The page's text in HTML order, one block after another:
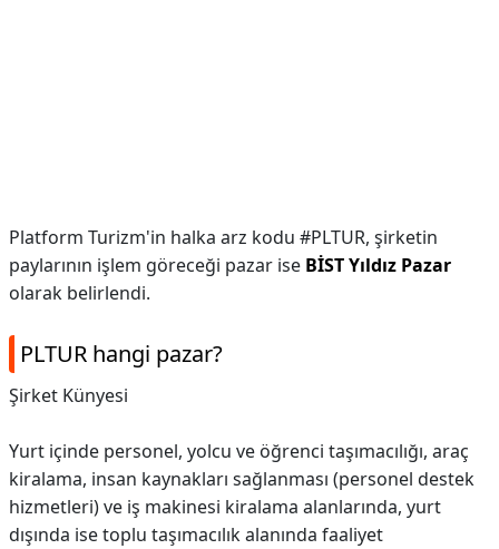
Platform Turizm'in halka arz kodu #PLTUR, şirketin
paylarının işlem göreceği pazar ise BİST Yıldız Pazar
olarak belirlendi.
PLTUR hangi pazar?
Şirket Künyesi
Yurt içinde personel, yolcu ve öğrenci taşımacılığı, araç
kiralama, insan kaynakları sağlanması (personel destek
hizmetleri) ve iş makinesi kiralama alanlarında, yurt
dışında ise toplu taşımacılık alanında faaliyet